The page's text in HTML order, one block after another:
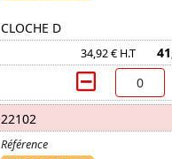
CLOCHE D
34,92 € H.T
22102